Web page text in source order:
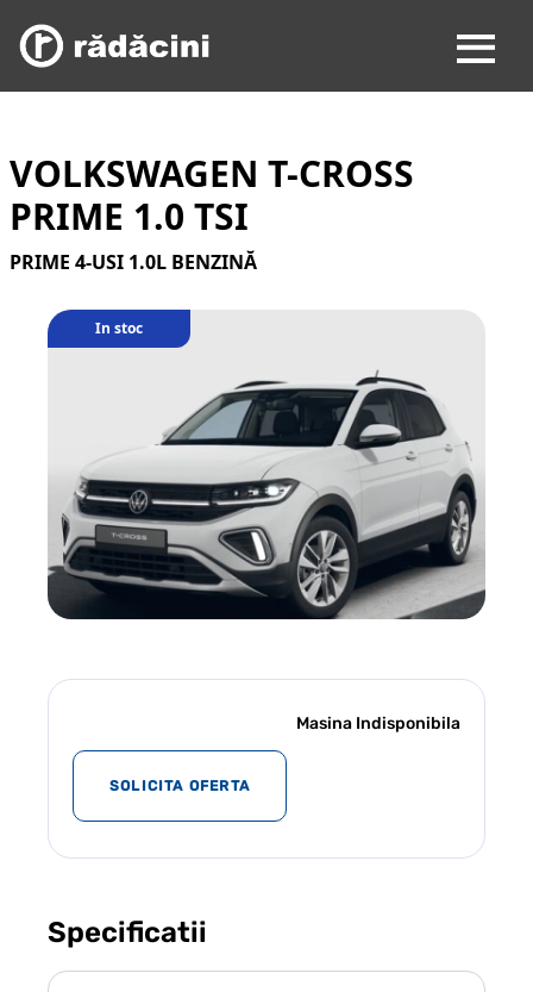
VOLKSWAGEN T-CROSS
PRIME 1.0 TSI
PRIME 4-USI 1.0L BENZINĂ
In stoc
Masina Indisponibila
SOLICITA OFERTA
Specificatii